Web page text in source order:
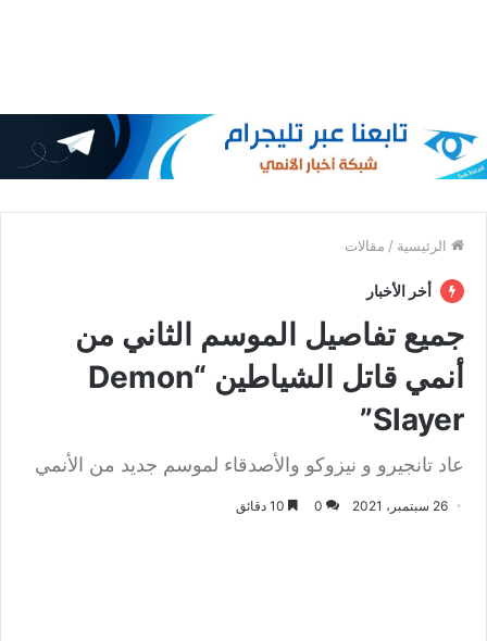
الرئيسية / مقالات
أخر الأخبار
جميع تفاصيل الموسم الثاني من
أنمي قاتل الشياطين “Demon
Slayer”
عاد تانجيرو و نيزوكو والأصدقاء لموسم جديد من الأنمي
26 سبتمبر، 2021 0